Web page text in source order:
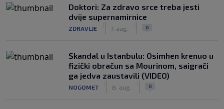
Doktori: Za zdravo srce treba jesti
dvije supernamirnice
ZDRAVLJE 7. aug. 0
Skandal u Istanbulu: Osimhen krenuo u
fizički obračun sa Mourinom, saigrači
ga jedva zaustavili (VIDEO)
NOGOMET 8. aug. 0